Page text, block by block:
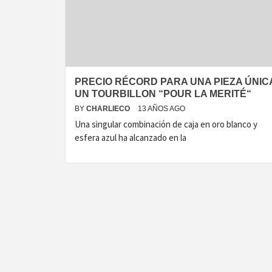
PRECIO RÉCORD PARA UNA PIEZA
UN TOURBILLON “POUR LA MERITÉ“
BY CHARLIECO 13 AÑOS AGO
Una singular combinación de caja en oro blanco y
esfera azul ha alcanzado en la